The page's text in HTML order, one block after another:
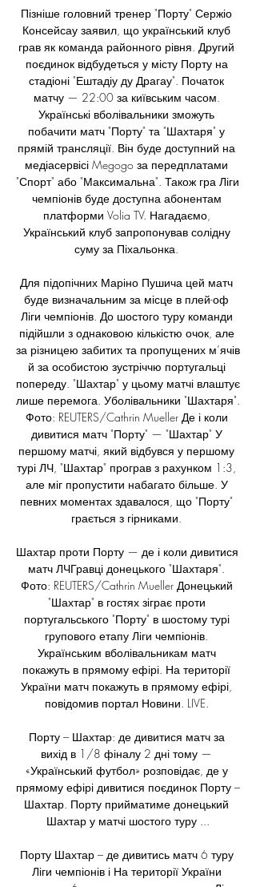
Пізніше головний тренер "Порту" Сержіо
Консейсау заявил, що український клуб
грав як команда районного рівня. Другий
поєдинок відбудеться у місту Порту на
стадіоні "Ештадіу ду Драгау". Початок
матчу — 22:00 за київським часом.
Українські вболівальники зможуть
побачити матч "Порту" та "Шахтаря" у
прямій трансляції. Він буде доступний на
медіасервісі Megogo за передплатами
"Спорт" або "Максимальна". Також гра Ліги
чемпіонів буде доступна абонентам
платформи Volia TV. Нагадаємо,
Український клуб запропонував солідну
суму за Піхальонка.
Для підопічних Маріно Пушича цей матч
буде визначальним за місце в плей-оф
Ліги чемпіонів. До шостого туру команди
підійшли з однаковою кількістю очок, але
за різницею забитих та пропущених м’ячів
й за особистою зустріччю португальці
попереду. "Шахтар" у цьому матчі влаштує
лише перемога. Уболівальники "Шахтаря".
Фото: REUTERS/Cathrin Mueller Де і коли
дивитися матч "Порту" — "Шахтар" У
першому матчі, який відбувся у першому
турі ЛЧ, "Шахтар" програв з рахунком 1:3,
але міг пропустити набагато більше. У
певних моментах здавалося, що "Порту"
грається з гірниками.
Шахтар проти Порту — де і коли дивитися
матч ЛЧГравці донецького "Шахтаря".
Фото: REUTERS/Cathrin Mueller Донецький
"Шахтар" в гостях зіграє проти
португальського "Порту" в шостому турі
групового етапу Ліги чемпіонів.
Українським вболівальникам матч
покажуть в прямому ефірі. На території
України матч покажуть в прямому ефірі,
повідомив портал Новини. LIVE.
Порту – Шахтар: де дивитися матч за
вихід в 1/8 фіналу 2 дні тому —
«Український футбол» розповідає, де у
прямому ефірі дивитися поєдинок Порту –
Шахтар. Порту прийматиме донецький
Шахтар у матчі шостого туру ...
Порту Шахтар – де дивитись матч 6 туру
Ліги чемпіонів і На території України